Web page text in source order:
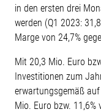
in den ersten drei
werden (Q1 2023:
Marge von 24,7%
Mit 20,3 Mio. Euro
Investitionen zum
erwartungsgemäß
Mio. Euro bzw.